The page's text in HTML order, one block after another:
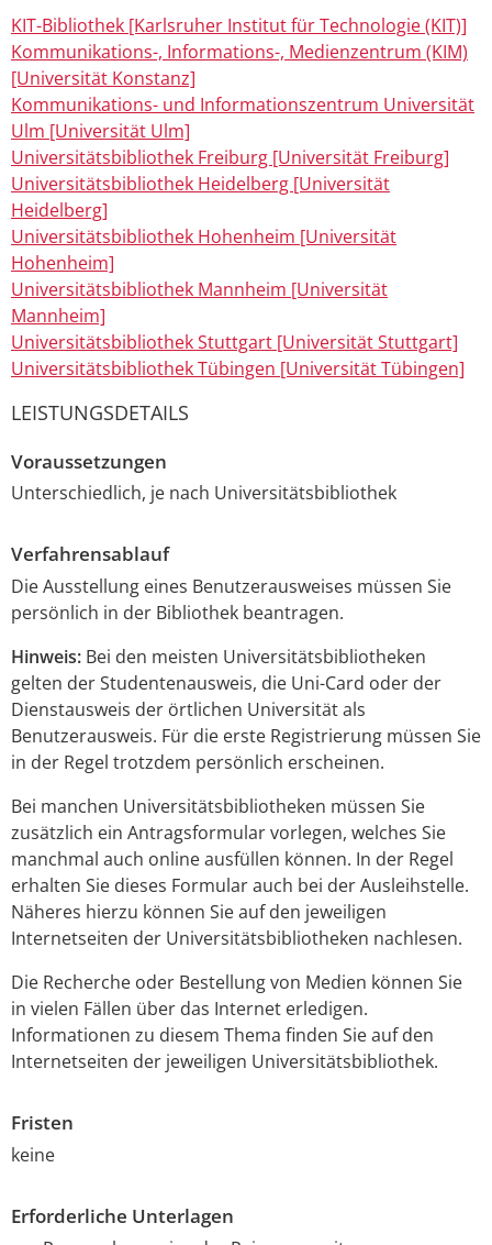
KIT-Bibliothek [Karlsruher Institut für Technologie (KIT)]
Kommunikations-, Informations-, Medienzentrum (KIM)
[Universität Konstanz]
Kommunikations- und Informationszentrum Universität
Ulm [Universität Ulm]
Universitätsbibliothek Freiburg [Universität Freiburg]
Universitätsbibliothek Heidelberg [Universität
Heidelberg]
Universitätsbibliothek Hohenheim [Universität
Hohenheim]
Universitätsbibliothek Mannheim [Universität
Mannheim]
Universitätsbibliothek Stuttgart [Universität Stuttgart]
Universitätsbibliothek Tübingen [Universität Tübingen]
LEISTUNGSDETAILS
Voraussetzungen
Unterschiedlich, je nach Universitätsbibliothek
Verfahrensablauf
Die Ausstellung eines Benutzerausweises müssen Sie
persönlich in der Bibliothek beantragen.
Hinweis: Bei den meisten Universitätsbibliotheken
gelten der Studentenausweis, die Uni-Card oder der
Dienstausweis der örtlichen Universität als
Benutzerausweis. Für die erste Registrierung müssen Sie
in der Regel trotzdem persönlich erscheinen.
Bei manchen Universitätsbibliotheken müssen Sie
zusätzlich ein Antragsformular vorlegen, welches Sie
manchmal auch online ausfüllen können. In der Regel
erhalten Sie dieses Formular auch bei der Ausleihstelle.
Näheres hierzu können Sie auf den jeweiligen
Internetseiten der Universitätsbibliotheken nachlesen.
Die Recherche oder Bestellung von Medien können Sie
in vielen Fällen über das Internet erledigen.
Informationen zu diesem Thema finden Sie auf den
Internetseiten der jeweiligen Universitätsbibliothek.
Fristen
keine
Erforderliche Unterlagen